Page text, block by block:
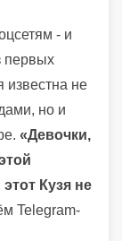
- и
первых
известна не
но и
«Девочки,
Кузя не
Telegram-